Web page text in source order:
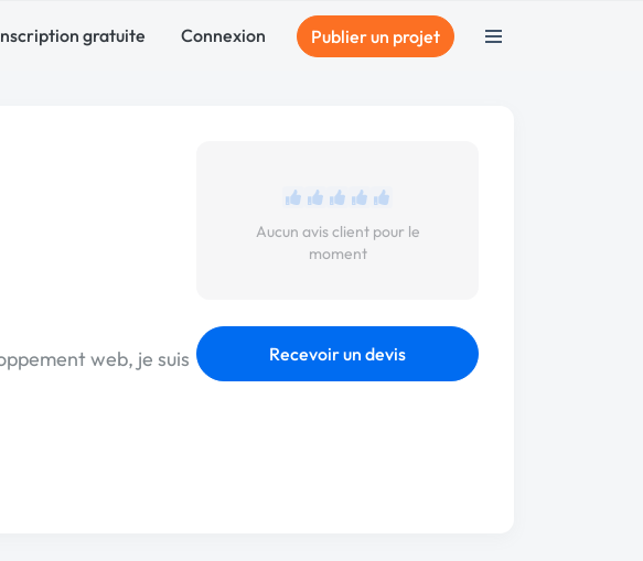
gratuite Connexion Publier un projet
web, je suis
Aucun avis client pour le
moment
Recevoir un devis